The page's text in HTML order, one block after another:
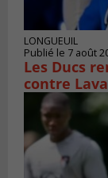
LONGUEUIL
Publié le 7 août
Les Ducs
contre